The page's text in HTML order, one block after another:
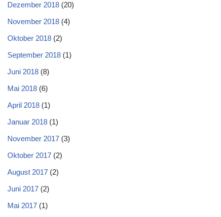
Dezember 2018 (20)
November 2018 (4)
Oktober 2018 (2)
September 2018 (1)
Juni 2018 (8)
Mai 2018 (6)
April 2018 (1)
Januar 2018 (1)
November 2017 (3)
Oktober 2017 (2)
August 2017 (2)
Juni 2017 (2)
Mai 2017 (1)